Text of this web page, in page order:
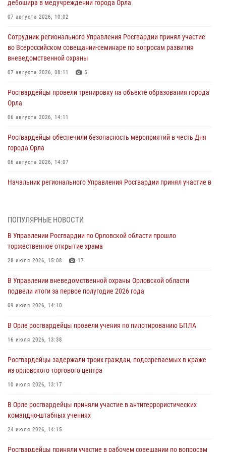
дебошира в медучреждении города Орла
07 августа 2026, 10:02
Сотрудник регионального Управления Росгвардии принял участие
во Всероссийском совещании-семинаре по вопросам развития
вневедомственной охраны
07 августа 2026, 08:11 5
Росгвардейцы провели тренировку на объекте образования города
Орла
06 августа 2026, 14:11
Росгвардейцы обеспечили безопасность мероприятий в честь Дня
города Орла
06 августа 2026, 14:07
Начальник регионального Управления Росгвардии принял участие в
первое полугодие
05 августа 2026, 13:12
совершении противоправных действий
04 августа 2026, 14:21
04 августа 2026, 14:06
предоставлении госуслуг
03 августа 2026, 14:30
ПОПУЛЯРНЫЕ НОВОСТИ
В Управлении Росгвардии по Орловской области прошло
торжественное открытие храма
28 июля 2026, 15:08 17
В Управлении вневедомственной охраны Орловской области
подвели итоги за первое полугодие 2026 года
09 июля 2026, 14:10
В Орле росгвардейцы провели учения по пилотированию БПЛА
16 июля 2026, 13:38
Росгвардейцы задержали троих граждан, подозреваемых в краже
из орловского торгового центра
10 июля 2026, 13:17
В Орле росгвардейцы приняли участие в антитеррористических
командно-штабных учениях
24 июля 2026, 14:15
Росгвардейцы приняли участие в рабочем совещании по вопросам